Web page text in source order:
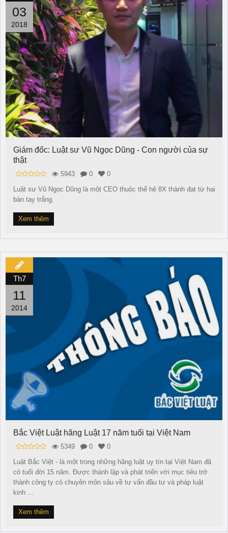
03
2018
Giám đốc: Luật sư Vũ Ngọc Dũng - Con người của sự
thật
5943 0
0
Luật sư Vũ Ngọc Dũng là một CEO thuộc thế hệ 8X thành đạt từ hai
bàn tay trắng.
Xem thêm
Th7
11
2014
Bắc Việt Luật hãng Luật 17 năm tuổi tại Việt Nam
5349 0
0
Luật Bắc Việt - là một trong những hãng luật uy tín tại Việt Nam đã
có tuổi đời 15 năm. Được thành lập và phát triển với mục tiêu trở
thành công ty có chuyên môn sâu về tư vấn đầu tư và pháp luật
kinh ...
Xem thêm